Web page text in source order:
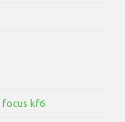
focus kf6